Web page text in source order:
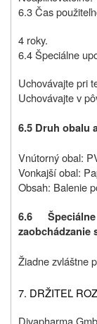
6.3 Čas
4 roky.
6.4 Špeciálne
Uchovávajte pri
Uchovávajte v
6.5 Druh obalu
Vnútorný obal:
Vonkajší obal:
Obsah: Balenie
6.6
zaobchádzanie
Žiadne zvláštne
7. DRŽITEĽ
Divapharma